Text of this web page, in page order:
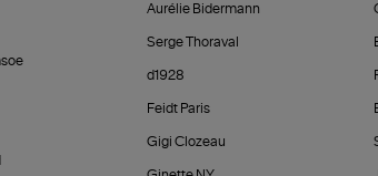
Aurélie Bidermann
Serge Thoraval
d1928
Feidt Paris
Gigi Clozeau